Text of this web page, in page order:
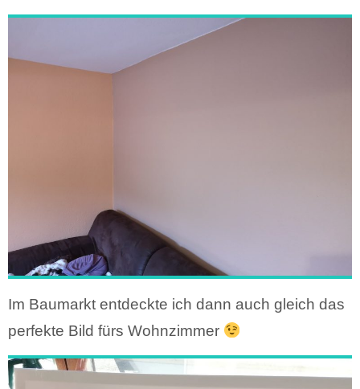
Im Baumarkt entdeckte ich dann auch gleich das
perfekte Bild fürs Wohnzimmer